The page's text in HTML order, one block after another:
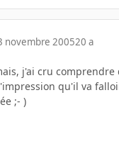
novembre 200520 a
j'ai cru comprendre
qu'il va
;- )